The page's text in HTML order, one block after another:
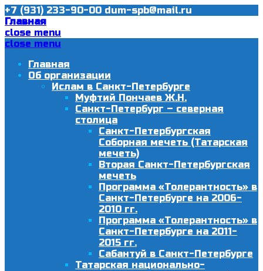
+7 (931) 233-90-00 dum-spb@mail.ru
Главная
close menu
close menu
Главная
Об организации
Ислам в Санкт-Петербурге
Муфтий Пончаев Ж.Н.
Санкт-Петербург – северная
столица
Санкт-Петербургская
Соборная мечеть (Татарская
мечеть)
Вторая Санкт-Петербургская
мечеть
Программа «Толерантность» в
Санкт-Петербурге на 2006-
2010 гг.
Программа «Толерантность» в
Санкт-Петербурге на 2011-
2015 гг.
Сабантуй в Санкт-Петербурге
Татарская национально-